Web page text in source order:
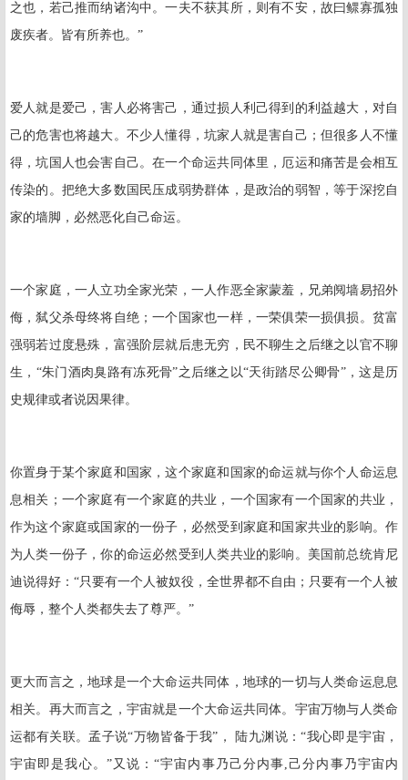
之也，若己推而纳诸沟中。一夫不获其所，则有不安，故曰鳏寡孤独
废疾者。皆有所养也。”
爱人就是爱己，害人必将害己，通过损人利己得到的利益越大，对自
己的危害也将越大。不少人懂得，坑家人就是害自己；但很多人不懂
得，坑国人也会害自己。在一个命运共同体里，厄运和痛苦是会相互
传染的。把绝大多数国民压成弱势群体，是政治的弱智，等于深挖自
家的墙脚，必然恶化自己命运。
一个家庭，一人立功全家光荣，一人作恶全家蒙羞，兄弟阋墙易招外
侮，弑父杀母终将自绝；一个国家也一样，一荣俱荣一损俱损。贫富
强弱若过度悬殊，富强阶层就后患无穷，民不聊生之后继之以官不聊
生，“朱门酒肉臭路有冻死骨”之后继之以“天街踏尽公卿骨”，这是历
史规律或者说因果律。
你置身于某个家庭和国家，这个家庭和国家的命运就与你个人命运息
息相关；一个家庭有一个家庭的共业，一个国家有一个国家的共业，
作为这个家庭或国家的一份子，必然受到家庭和国家共业的影响。作
为人类一份子，你的命运必然受到人类共业的影响。美国前总统肯尼
迪说得好：“只要有一个人被奴役，全世界都不自由；只要有一个人被
侮辱，整个人类都失去了尊严。”
更大而言之，地球是一个大命运共同体，地球的一切与人类命运息息
相关。再大而言之，宇宙就是一个大命运共同体。宇宙万物与人类命
运都有关联。孟子说“万物皆备于我”， 陆九渊说：“我心即是宇宙，
宇宙即是我心。”又说：“宇宙内事乃己分内事, 己分内事乃宇宙内